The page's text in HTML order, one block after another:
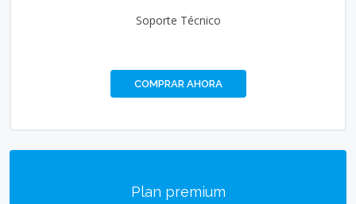
Soporte Técnico
COMPRAR AHORA
Plan premium